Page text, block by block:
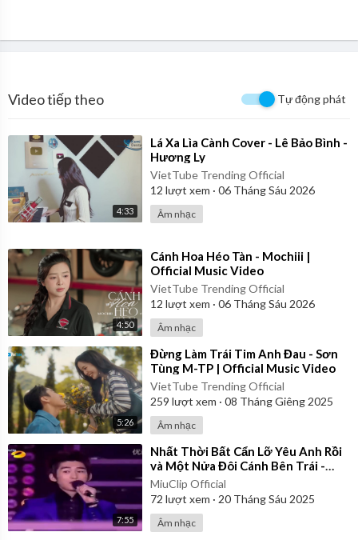
Video tiếp theo Tự động phát
4:33
⁣Lá Xa Lìa Cành Cover - Lê Bảo Bình -
Hương Ly
VietTube Trending Official
12 lượt xem · 06 Tháng Sáu 2026
Âm nhạc
4:50
⁣Cánh Hoa Héo Tàn - Mochiii |
Official Music Video
VietTube Trending Official
12 lượt xem · 06 Tháng Sáu 2026
Âm nhạc
5:26
⁣Đừng Làm Trái Tim Anh Đau - Sơn
Tùng M-TP | Official Music Video
VietTube Trending Official
259 lượt xem · 08 Tháng Giêng 2025
Âm nhạc
7:55
⁣Nhất Thời Bất Cẩn Lỡ Yêu Anh Rồi
và Một Nửa Đôi Cánh Bên Trái -
Trương Hàn ft. Trịnh Sảng |
Vietsub
MiuClip Official
72 lượt xem · 20 Tháng Sáu 2025
Âm nhạc